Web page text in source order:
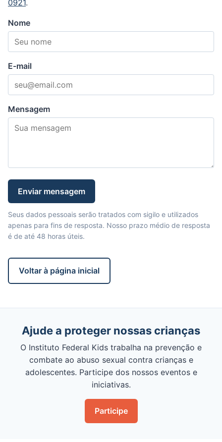
0921.
Nome
E-mail
Mensagem
Enviar mensagem
Seus dados pessoais serão tratados com sigilo e utilizados
apenas para fins de resposta. Nosso prazo médio de resposta
é de até 48 horas úteis.
Voltar à página inicial
Ajude a proteger nossas crianças
O Instituto Federal Kids trabalha na prevenção e
combate ao abuso sexual contra crianças e
adolescentes. Participe dos nossos eventos e
iniciativas.
Participe